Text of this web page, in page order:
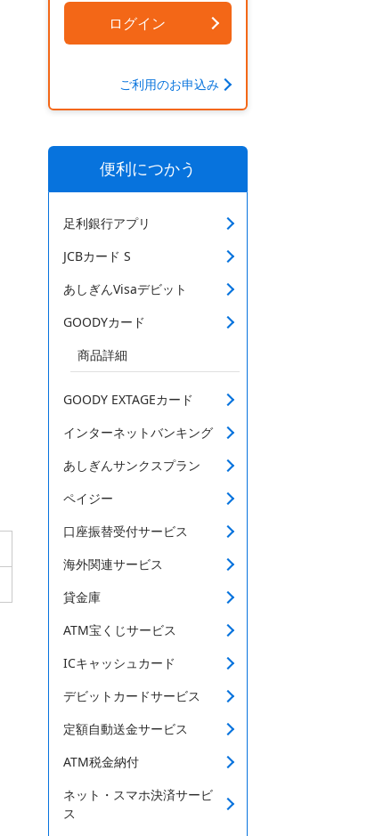
ログイン
ご利用のお申込み
便利につかう
足利銀行アプリ
JCBカード S
あしぎんVisaデビット
GOODYカード
商品詳細
GOODY EXTAGEカード
インターネットバンキング
あしぎんサンクスプラン
ペイジー
口座振替受付サービス
海外関連サービス
貸金庫
ATM宝くじサービス
ICキャッシュカード
デビットカードサービス
定額自動送金サービス
ATM税金納付
ネット・スマホ決済サービ
ス